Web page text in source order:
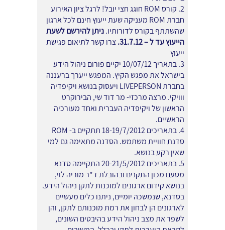
2. קורס ROM חוגג חצי יובל! לרגל ציון האירוע
חברת ROM מעניקה שעת ייעוץ חינם לכל ארגון
שהשתתף בקורס לדורותיו.ניתן להירשם לשעת
הייעוץ עד ל – 31.7.12.
צרו קשר לתיאום פגישת
ייעוץ
3. בתאריך 10/07/12 יקיים פורום ניהול הידע
בישראל את מפגש הקיץ. המפגש ייערך ברעננה
בחברת LIVEPERSON ויעסוק בנושא ויקיפדיה
ווויקי. מרצה מרכזי- מר דוד שי, הבירוקרט
הראשון של ויקיפדיה העברית ואחד מעורכיה
הראשיים.
4. בתאריכים 18-19/7/2012 תתקיים ב- ROM
סדנת חוויית משתמש. הסדנה מתאימה גם למי
שאין רקע בנושא.
5. בתאריכים 20-21/5/2012 התקיימה סדנא
מטעם מכון התקנים ובהובלת ד"ר מוריה לוי,
בנושא קידום ארגונים למוכנות לתקן ניהול הידע.
בסדנא, שנמשכה יומיים, ניתנו כלים מעשיים
לארגונים הן לבחון את רמת מוכנותם לתקן, והן
לשפר את מצב ניהול הידע בהיבטים השונים,